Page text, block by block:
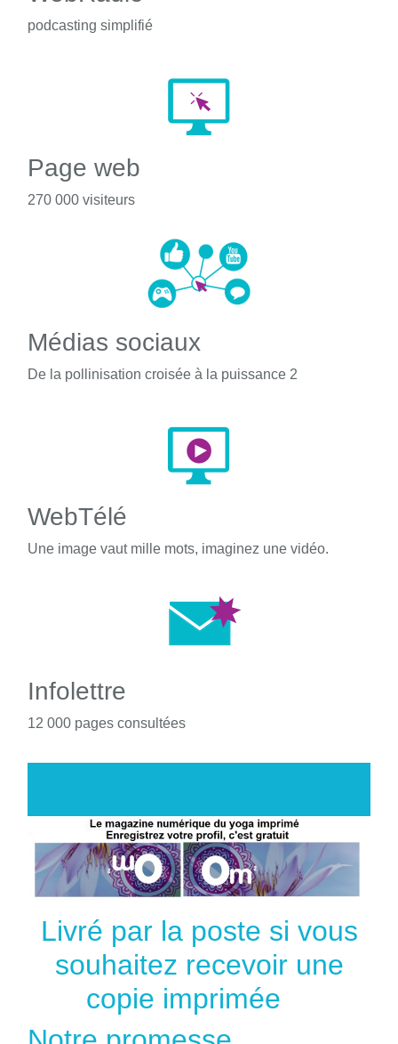
podcasting simplifié
Page web
270 000 visiteurs
Médias sociaux
De la pollinisation croisée à la puissance 2
WebTélé
Une image vaut mille mots, imaginez une vidéo.
Infolettre
12 000 pages consultées
Livré par la poste si vous
souhaitez recevoir une
copie imprimée